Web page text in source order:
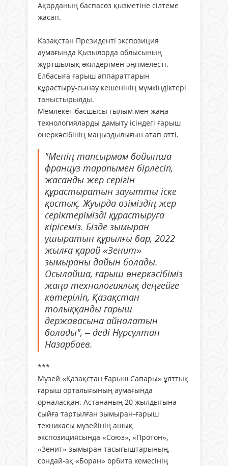
Ақорданың баспасөз қызметіне сілтеме
жасап.
Қазақстан Президенті экспозиция
аумағында Қызылорда облысының
жұртшылық өкілдерімен әңгімелесті.
Елбасыға ғарыш аппараттарын
құрастыру-сынау кешенінің мүмкіндіктері
таныстырылды.
Мемлекет басшысы ғылым мен жаңа
технологияларды дамыту ісіндегі ғарыш
өнеркәсібінің маңыздылығын атап өтті.
"Менің тапсырмам бойынша
француз тарапымен бірлесіп,
жасанды жер серігін
құрастыратын зауытты іске
қостық. Жуырда өзіміздің жер
серіктерімізді құрастыруға
кірісеміз. Бізде зымыран
ұшыратын құрылғы бар, 2022
жылға қарай «Зенит»
зымыраны дайын болады.
Осылайша, ғарыш өнеркәсібіміз
жаңа технологиялық деңгейге
көтеріліп, Қазақстан
толыққанды ғарыш
державасына айналатын
болады", – деді Нұрсұлтан
Назарбаев.
***
Музей «Қазақстан Ғарыш Сапары» ұлттық
ғарыш орталығының аумағында
орналасқан. Астананың 20 жылдығына
сыйға тартылған зымыран-ғарыш
техникасы музейінің ашық
экспозициясында «Союз», «Протон»,
«Зенит» зымыран тасығыштарының,
сондай-ақ «Боран» орбита кемесінің